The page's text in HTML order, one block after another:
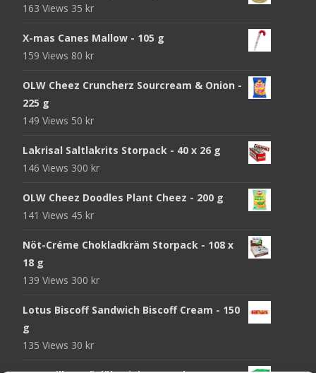
163 Views 35 kr
X-mas Canes Mallow - 105 g
159 Views 80 kr
OLW Cheez Cruncherz Sourcream & Onion -
225 g
149 Views 50 kr
Lakrisal Saltlakrits Storpack - 40 x 26 g
146 Views 300 kr
OLW Cheez Doodles Plant Cheez - 200 g
141 Views 45 kr
Nöt-Créme Chokladkräm Storpack - 108 x
18 g
139 Views 300 kr
Lotus Biscoff Sandwich Biscoff Cream - 150
g
135 Views 30 kr